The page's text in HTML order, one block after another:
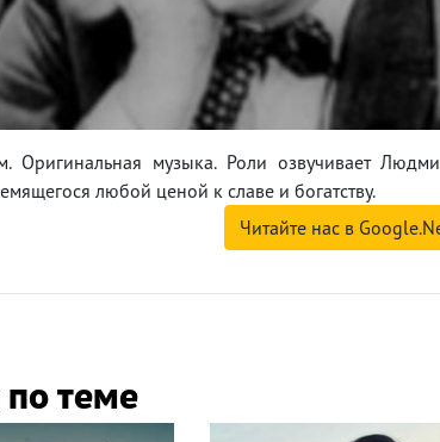
Оригинальная музыка. Роли озвучивает
любой ценой к славе и богатству.
Читайте нас в
по теме